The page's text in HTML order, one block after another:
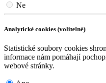
Ne
Analytické cookies (volitelné)
Statistické soubory cookies
informace nám pomáhají
webové stránky.